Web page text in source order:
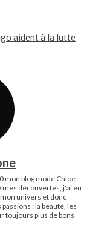
aident à la lutte
mon blog mode Chloe
mes découvertes, j'ai eu
univers et donc
: la beauté, les
toujours plus de bons